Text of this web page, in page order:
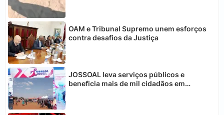
OAM e Tribunal Supremo unem esforços
contra desafios da Justiça
JOSSOAL leva serviços públicos e
beneficia mais de mil cidadãos em